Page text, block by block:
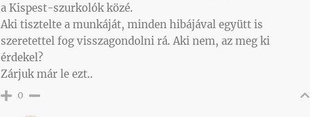
a Kispest-szurkolók közé.
Aki tisztelte a munkáját, minden hibájával együtt is
szeretettel fog visszagondolni rá. Aki nem, az meg ki
érdekel?
Zárjuk már le ezt..
0